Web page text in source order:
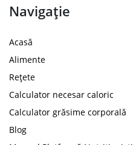
Navigație
Acasă
Alimente
Rețete
Calculator necesar caloric
Calculator grăsime corporală
Blog